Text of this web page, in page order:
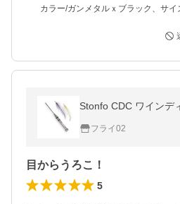
カラー/ガンメタルｘブラック、サイ
Stonfo CDC ワインデ
フライ02
目からうろこ！
5